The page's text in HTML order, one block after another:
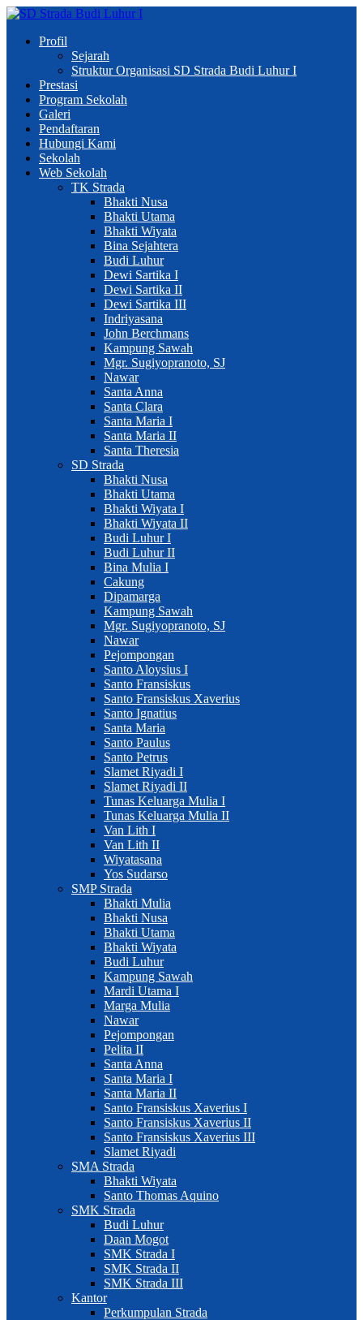
Profil
Sejarah
Struktur Organisasi SD Strada Budi Luhur I
Prestasi
Program Sekolah
Galeri
Pendaftaran
Hubungi Kami
Sekolah
Web Sekolah
TK Strada
Bhakti Nusa
Bhakti Utama
Bhakti Wiyata
Bina Sejahtera
Budi Luhur
Dewi Sartika I
Dewi Sartika II
Dewi Sartika III
Indriyasana
John Berchmans
Kampung Sawah
Mgr. Sugiyopranoto, SJ
Nawar
Santa Anna
Santa Clara
Santa Maria I
Santa Maria II
Santa Theresia
SD Strada
Bhakti Nusa
Bhakti Utama
Bhakti Wiyata I
Bhakti Wiyata II
Budi Luhur I
Budi Luhur II
Bina Mulia I
Cakung
Dipamarga
Kampung Sawah
Mgr. Sugiyopranoto, SJ
Nawar
Pejompongan
Santo Aloysius I
Santo Fransiskus
Santo Fransiskus Xaverius
Santo Ignatius
Santa Maria
Santo Paulus
Santo Petrus
Slamet Riyadi I
Slamet Riyadi II
Tunas Keluarga Mulia I
Tunas Keluarga Mulia II
Van Lith I
Van Lith II
Wiyatasana
Yos Sudarso
SMP Strada
Bhakti Mulia
Bhakti Nusa
Bhakti Utama
Bhakti Wiyata
Budi Luhur
Kampung Sawah
Mardi Utama I
Marga Mulia
Nawar
Pejompongan
Pelita II
Santa Anna
Santa Maria I
Santa Maria II
Santo Fransiskus Xaverius I
Santo Fransiskus Xaverius II
Santo Fransiskus Xaverius III
Slamet Riyadi
SMA Strada
Bhakti Wiyata
Santo Thomas Aquino
SMK Strada
Budi Luhur
Daan Mogot
SMK Strada I
SMK Strada II
SMK Strada III
Kantor
Perkumpulan Strada